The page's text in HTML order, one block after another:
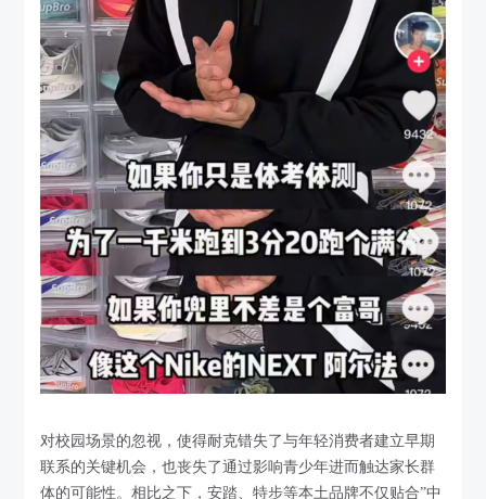
对校园场景的忽视，使得耐克错失了与年轻消费者建立早期
联系的关键机会，也丧失了通过影响青少年进而触达家长群
体的可能性。相比之下，安踏、特步等本土品牌不仅贴合”中